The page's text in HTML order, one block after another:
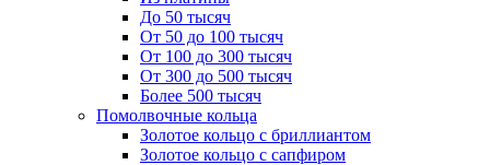
До 50 тысяч
От 50 до 100 тысяч
От 100 до 300 тысяч
От 300 до 500 тысяч
Более 500 тысяч
Помолвочные кольца
Золотое кольцо с бриллиантом
Золотое кольцо с сапфиром